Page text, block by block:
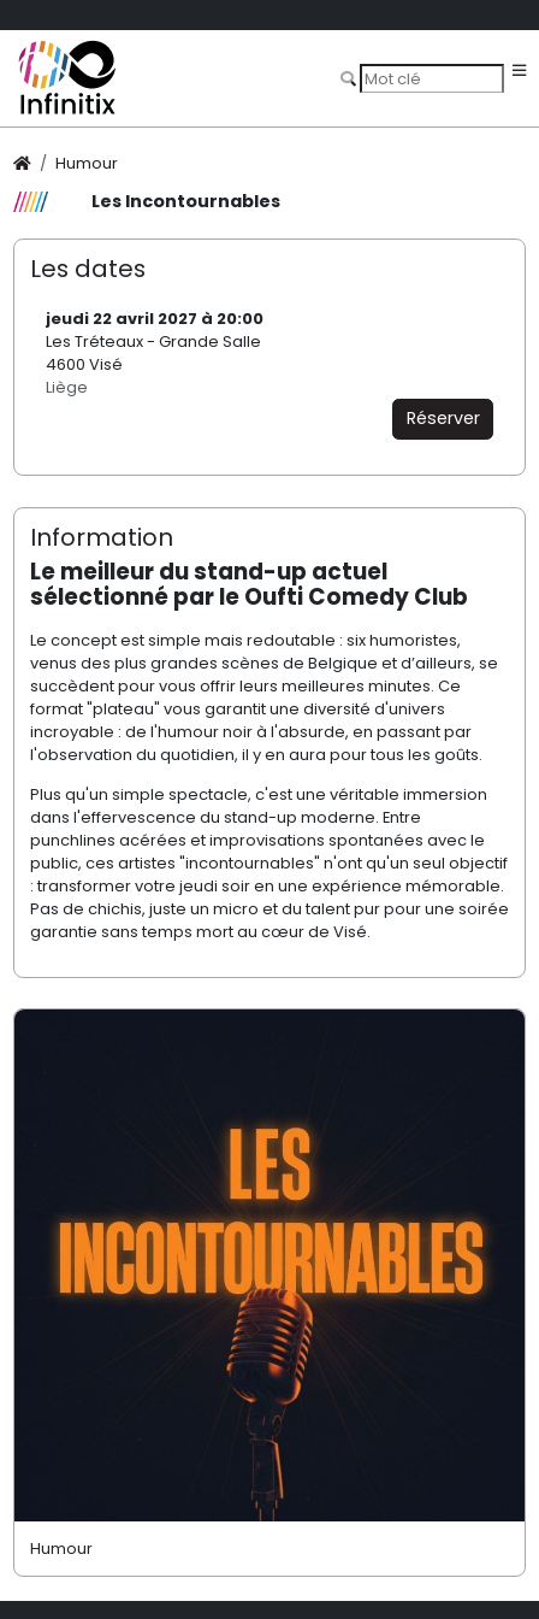
Humour
Les Incontournables
Les dates
jeudi 22 avril 2027 à 20:00
Les Tréteaux - Grande Salle
4600 Visé
Liège
Réserver
Information
Le meilleur du stand-up actuel
sélectionné par le Oufti Comedy Club
Le concept est simple mais redoutable : six humoristes,
venus des plus grandes scènes de Belgique et d’ailleurs, se
succèdent pour vous offrir leurs meilleures minutes. Ce
format "plateau" vous garantit une diversité d'univers
incroyable : de l'humour noir à l'absurde, en passant par
l'observation du quotidien, il y en aura pour tous les goûts.
Plus qu'un simple spectacle, c'est une véritable immersion
dans l'effervescence du stand-up moderne. Entre
punchlines acérées et improvisations spontanées avec le
public, ces artistes "incontournables" n'ont qu'un seul objectif
: transformer votre jeudi soir en une expérience mémorable.
Pas de chichis, juste un micro et du talent pur pour une soirée
garantie sans temps mort au cœur de Visé.
Humour